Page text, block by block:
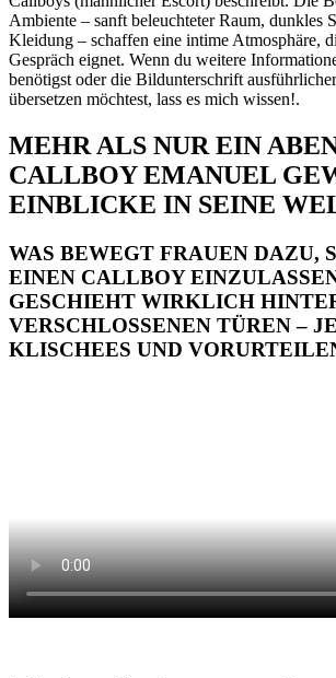
MEHR ALS NUR EIN
CALLBOY EMANUEL
EINBLICKE IN SEINE
WAS BEWEGT FRAUEN DAZU,
EINEN CALLBOY
GESCHIEHT WIRKLICH
VERSCHLOSSENEN TÜREN –
KLISCHEES UND